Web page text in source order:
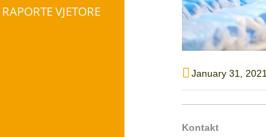
RAPORTE VJETORE
Posted
on
January 31, 2021
Kontakt